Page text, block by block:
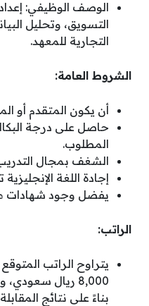
الوصف الوظيفي:
التسويق، وتحليل
التجارية للمعهد.
الشروط العامة:
أن يكون المتقدم أو
حاصل على درجة
المطلوب.
الشغف بمجال التدريب
إجادة اللغة
يفضل وجود شهادات
الراتب:
8,000 ريال
بناءً على نتائج